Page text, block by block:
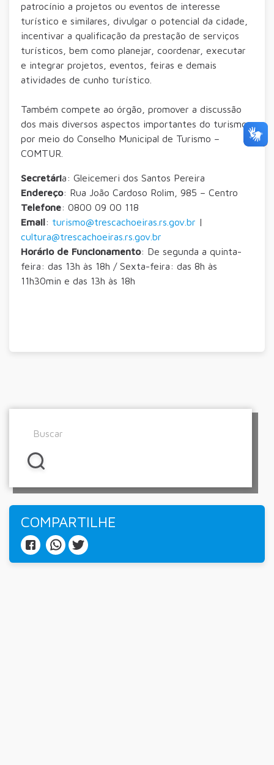
patrocínio a projetos ou eventos de interesse
turístico e similares, divulgar o potencial da cidade,
incentivar a qualificação da prestação de serviços
turísticos, bem como planejar, coordenar, executar
e integrar projetos, eventos, feiras e demais
atividades de cunho turístico.
Também compete ao órgão, promover a discussão
dos mais diversos aspectos importantes do turismo,
por meio do Conselho Municipal de Turismo –
COMTUR.
Secretária: Gleicemeri dos Santos Pereira
Endereço: Rua João Cardoso Rolim, 985 – Centro
Telefone: 0800 09 00 118
Email: turismo@trescachoeiras.rs.gov.br |
cultura@trescachoeiras.rs.gov.br
Horário de Funcionamento: De segunda a quinta-
feira: das 13h às 18h / Sexta-feira: das 8h às
11h30min e das 13h às 18h
COMPARTILHE